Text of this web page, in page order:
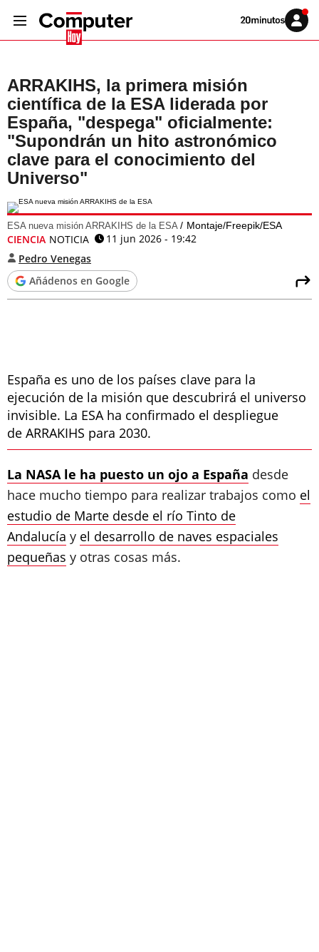
Volver
Iniciar
sesión
ARRAKIHS, la primera misión
científica de la ESA liderada por
España, "despega" oficialmente:
"Supondrán un hito astronómico
clave para el conocimiento del
Universo"
ESA nueva misión ARRAKIHS de la ESA Montaje/Freepik/ESA
CIENCIA NOTICIA
11 jun 2026 - 19:42
Pedro Venegas
Añádenos en Google
España es uno de los países clave para la
ejecución de la misión que descubrirá el universo
invisible. La ESA ha confirmado el despliegue
de ARRAKIHS para 2030.
La NASA le ha puesto un ojo a España desde
hace mucho tiempo para realizar trabajos como el
estudio de Marte desde el río Tinto de
Andalucía y el desarrollo de naves espaciales
pequeñas y otras cosas más.